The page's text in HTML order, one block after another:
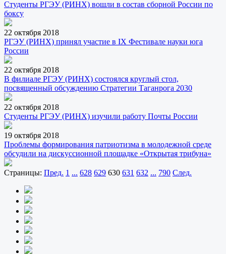
Студенты РГЭУ (РИНХ) вошли в состав сборной России по
боксу
22 октября 2018
РГЭУ (РИНХ) принял участие в IX Фестивале науки юга
России
22 октября 2018
В филиале РГЭУ (РИНХ) состоялся круглый стол,
посвященный обсуждению Стратегии Таганрога 2030
22 октября 2018
Студенты РГЭУ (РИНХ) изучили работу Почты России
19 октября 2018
Проблемы формирования патриотизма в молодежной среде
обсудили на дискуссионной площадке «Открытая трибуна»
Страницы: Пред. 1 ... 628 629 630 631 632 ... 790 След.